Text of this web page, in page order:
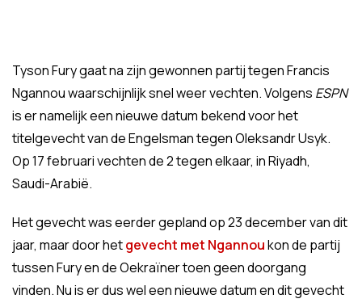
Tyson Fury gaat na zijn gewonnen partij tegen Francis
Ngannou waarschijnlijk snel weer vechten. Volgens ESPN
is er namelijk een nieuwe datum bekend voor het
titelgevecht van de Engelsman tegen Oleksandr Usyk.
Op 17 februari vechten de 2 tegen elkaar, in Riyadh,
Saudi-Arabië.
Het gevecht was eerder gepland op 23 december van dit
jaar, maar door hetgevecht met Ngannoukon de partij
tussen Fury en de Oekraïner toen geen doorgang
vinden. Nu is er dus wel een nieuwe datum en dit gevecht